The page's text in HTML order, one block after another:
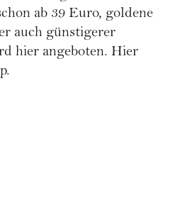
ab 39 Euro, goldene
auch günstigerer
hier angeboten. Hier